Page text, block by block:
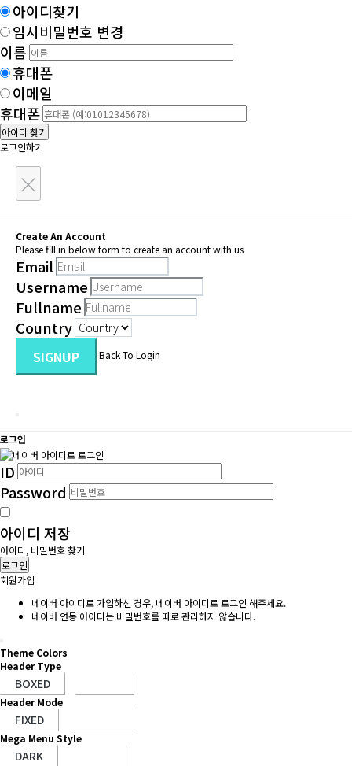
아이디찾기
임시비밀번호 변경
이름
휴대폰
이메일
휴대폰
아이디 찾기
로그인하기
×
Create An Account
Please fill in below form to create an account with us
Email
Username
Fullname
Country
SIGNUP Back To Login
로그인
ID
Password
아이디 저장
아이디, 비밀번호 찾기
로그인
회원가입
네이버 아이디로 가입하신 경우, 네이버 아이디로 로그인 해주세요.
네이버 연동 아이디는 비밀번호를 따로 관리하지 않습니다.
Theme Colors
Header Type
Header Mode
Mega Menu Style